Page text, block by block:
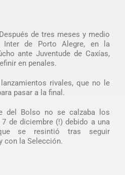
de tres meses y medio
de Porto Alegre, en la
ante Juventude de Caxías,
en penales.
rivales, que no le
pasar a la final.
del Bolso no se calzaba los
de diciembre (!) debido a una
se resintió tras seguir
con la Selección.